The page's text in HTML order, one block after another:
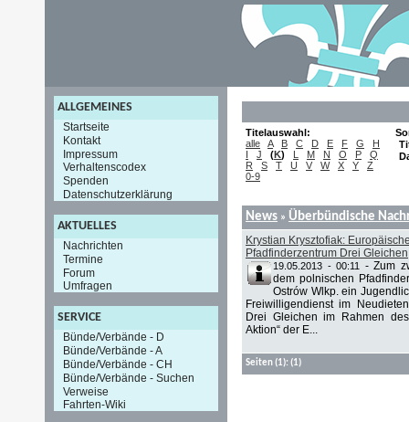
ALLGEMEINES
Startseite
Kontakt
Impressum
Verhaltenscodex
Spenden
Datenschutzerklärung
AKTUELLES
Nachrichten
Termine
Forum
Umfragen
SERVICE
Bünde/Verbände - D
Bünde/Verbände - A
Bünde/Verbände - CH
Bünde/Verbände - Suchen
Verweise
Fahrten-Wiki
Titelauswahl:
alle
A B C D E F G
H
I
J (K) L M N O P
Q
R
S T U V W X Y
Z
0-9
News » Überbündische
Krystian Krysztofiak:
Pfadfinderzentrum Drei Gleichen
19.05.2013 - 00:11 - Zum
dem polnischen
Ostrów Wlkp. ein
Freiwilligendienst im
Drei Gleichen im Rahmen
Aktion“ der E...
Seiten(1): (1)